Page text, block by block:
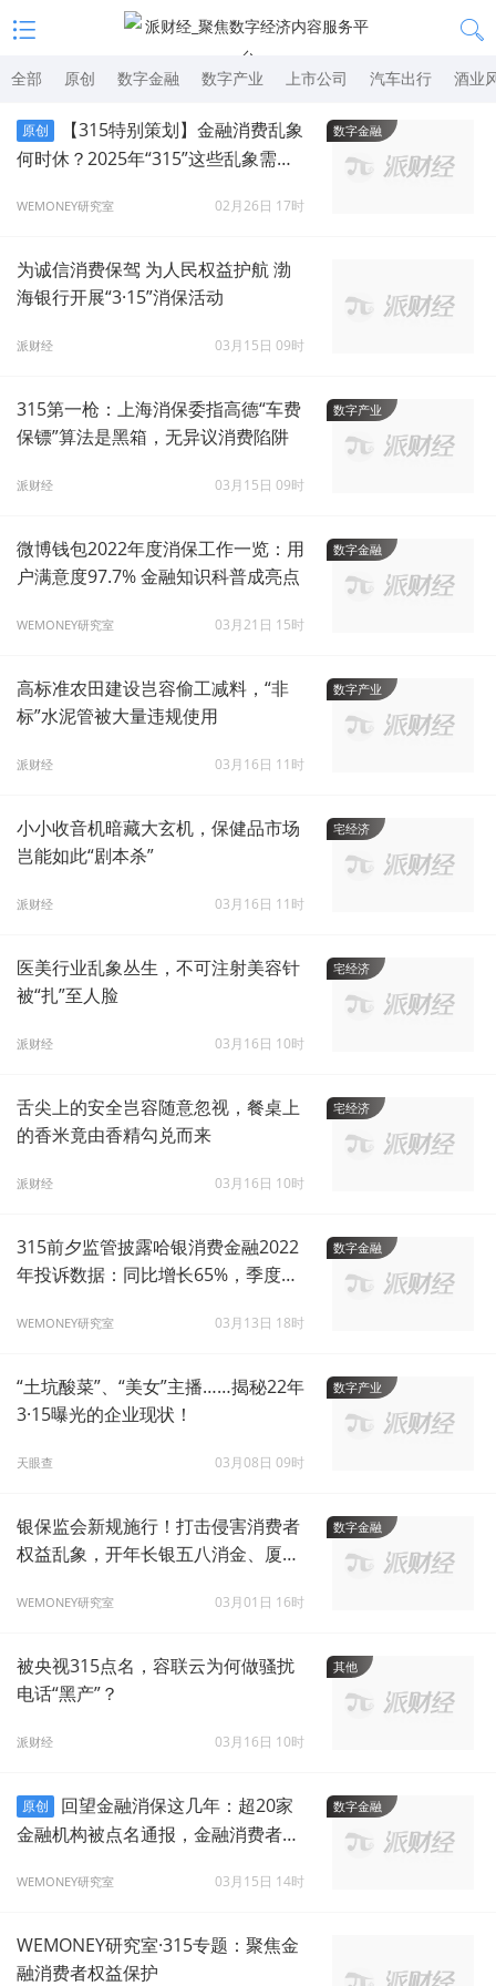
全部 原创 数字金融 数字产业 上市公司 汽车出行 酒业
数字金融
原创
【315特别策划】金融消费乱象
何时休？2025年“315”这些乱象需重
WEMONEY研究室 02月26日 17时
为诚信消费保驾 为人民权益护航 渤
海银行开展“3·15”消保活动
派财经 03月15日 09时
数字产业
315第一枪：上海消保委指高德“车费
保镖”算法是黑箱，无异议消费陷阱
派财经 03月15日 09时
数字金融
微博钱包2022年度消保工作一览：用
户满意度97.7% 金融知识科普成亮点
WEMONEY研究室 03月21日 15时
数字产业
高标准农田建设岂容偷工减料，“非
标”水泥管被大量违规使用
派财经 03月16日 11时
宅经济
小小收音机暗藏大玄机，保健品市场
岂能如此“剧本杀”
派财经 03月16日 11时
宅经济
医美行业乱象丛生，不可注射美容针
被“扎”至人脸
派财经 03月16日 10时
宅经济
舌尖上的安全岂容随意忽视，餐桌上
的香米竟由香精勾兑而来
派财经 03月16日 10时
数字金融
315前夕监管披露哈银消费金融2022
年投诉数据：同比增长65%，季度投
WEMONEY研究室 03月13日 18时
数字产业
“土坑酸菜”、“美女”主播……揭秘22年
3·15曝光的企业现状！
天眼查 03月08日 09时
数字金融
银保监会新规施行！打击侵害消费者
权益乱象，开年长银五八消金、厦门
WEMONEY研究室 03月01日 16时
其他
被央视315点名，容联云为何做骚扰
电话“黑产”？
派财经 03月16日 10时
数字金融
原创
回望金融消保这几年：超20家
金融机构被点名通报，金融消费者权
WEMONEY研究室 03月15日 14时
WEMONEY研究室·315专题：聚焦金
融消费者权益保护